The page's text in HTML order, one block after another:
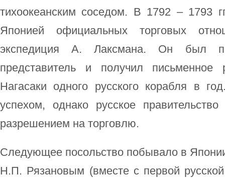
тихоокеанским соседом. В 1792 – 1793
Японией официальных торговых
экспедиция А. Лаксмана. Он был
представитель и получил
Нагасаки одного русского корабля в
успехом, однако русское
разрешением на торговлю.
Следующее посольство побывало в
Н.П. Рязановым (вместе с первой русской